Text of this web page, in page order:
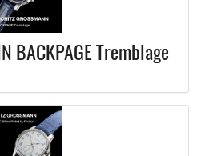
BACKPAGE Tremblage